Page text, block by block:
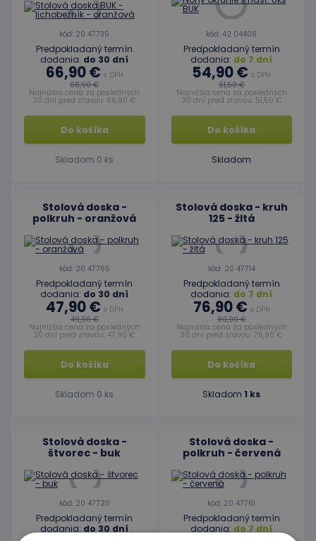
kód: 20 47735
Predpokladaný termín
dodania: do 30 dní
66,90 € s DPH
68,90 €
Najnižšia cena za posledných
30 dní pred zľavou: 66,90 €
Do košíka
Skladom 0 ks
kód: 42 04406
Predpokladaný termín
dodania: do 7 dní
54,90 € s DPH
61,50 €
Najnižšia cena za posledných
30 dní pred zľavou: 51,50 €
Do košíka
Skladom
Stolová doska -
polkruh - oranžová
kód: 20 47765
Predpokladaný termín
dodania: do 30 dní
47,90 € s DPH
49,90 €
Najnižšia cena za posledných
30 dní pred zľavou: 47,90 €
Do košíka
Skladom 0 ks
Stolová doska - kruh
125 - žltá
kód: 20 47714
Predpokladaný termín
dodania: do 7 dní
76,90 € s DPH
80,90 €
Najnižšia cena za posledných
30 dní pred zľavou: 76,90 €
Do košíka
Skladom 1 ks
Stolová doska -
štvorec - buk
kód: 20 47720
Predpokladaný termín
dodania: do 30 dní
Stolová doska -
polkruh - červená
kód: 20 47761
Predpokladaný termín
dodania: do 7 dní